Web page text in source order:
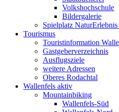
Volkshochschule
Bildergalerie
Spielplatz
Tourismus
Touristinformation
Gastgeberverzeichnis
Ausflugsziele
weitere Adressen
Oberes Rodachtal
Wallenfels aktiv
Mountainbiking
Wallenfels-Süd